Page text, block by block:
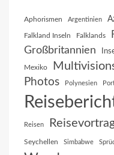
Aphorismen Argentinien
Falkland Inseln Falklands
Großbritannien
Mexiko
Photos Polynesien
Reisen
Seychellen Simbabwe